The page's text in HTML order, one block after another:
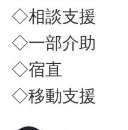
◇相談支援
◇一部介助
◇宿直
◇移動支援